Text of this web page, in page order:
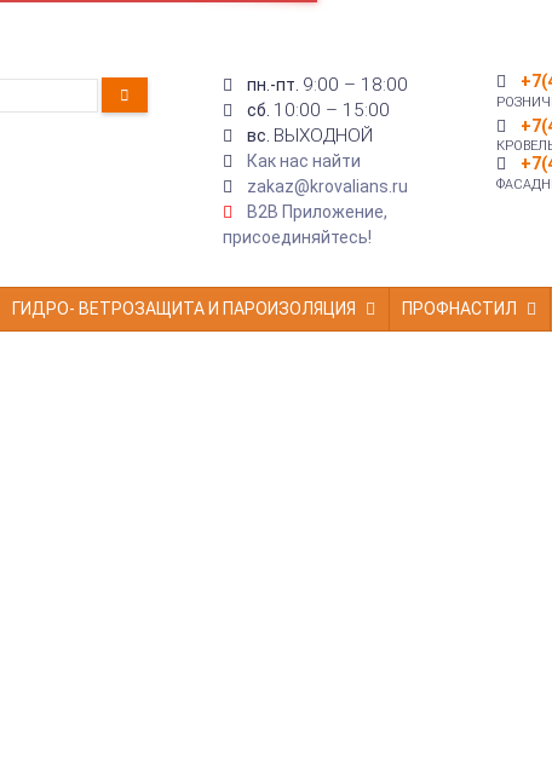
пн.-пт. 9:00 – 18:00
сб. 10:00 – 15:00
вс. ВЫХОДНОЙ
Как нас найти
zakaz@krovalians.ru
B2B Приложение,
присоединяйтесь!
ГИДРО- ВЕТРОЗАЩИТА И ПАРОИЗОЛЯЦИЯ ПРОФНАСТИЛ